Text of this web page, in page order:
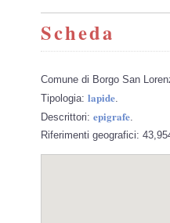
Scheda
Comune di Borgo San
Tipologia: lapide
Descrittori: epigrafe
Riferimenti geografici: